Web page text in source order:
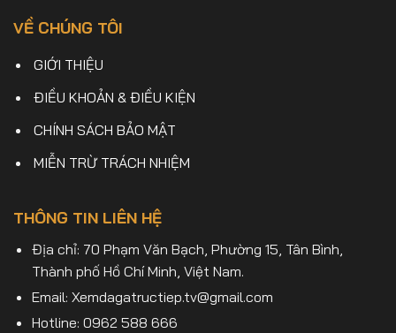
VỀ CHÚNG TÔI
GIỚI THIỆU
ĐIỀU KHOẢN & ĐIỀU KIỆN
CHÍNH SÁCH BẢO MẬT
MIỄN TRỪ TRÁCH NHIỆM
THÔNG TIN LIÊN HỆ
Địa chỉ: 70 Phạm Văn Bạch, Phường 15, Tân Bình,
Thành phố Hồ Chí Minh, Việt Nam.
Email: Xemdagatructiep.tv@gmail.com
Hotline: 0962 588 666